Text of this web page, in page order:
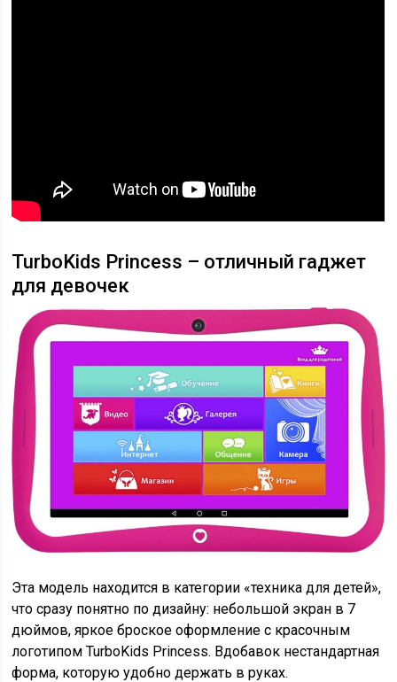
TurboKids Princess – отличный гаджет
для девочек
Эта модель находится в категории «техника для детей»,
что сразу понятно по дизайну: небольшой экран в 7
дюймов, яркое броское оформление с красочным
логотипом TurboKids Princess. Вдобавок нестандартная
форма, которую удобно держать в руках.